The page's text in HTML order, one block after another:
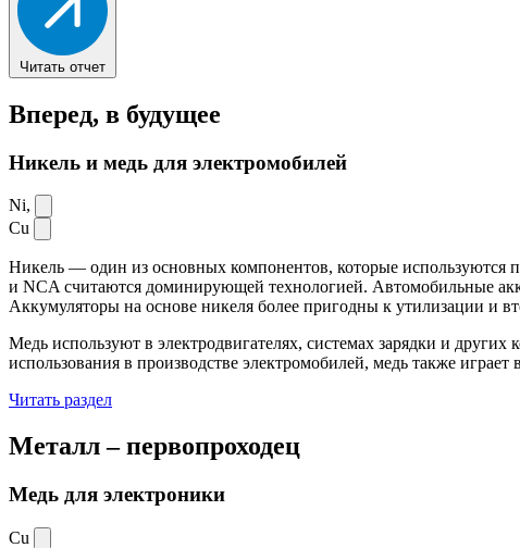
Читать отчет
Вперед, в будущее
Никель и медь для электромобилей
Ni,
Cu
Никель — один из основных компонентов, которые используются
и NCA считаются доминирующей технологией. Автомобильные
Аккумуляторы на основе никеля более пригодны к утилизации и
Медь используют в электродвигателях, системах зарядки и
использования в производстве электромобилей, медь также
Читать раздел
Металл –первопроходец
Медь для электроники
Cu